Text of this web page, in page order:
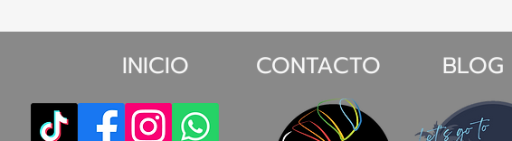
INICIO CONTACTO BLOG